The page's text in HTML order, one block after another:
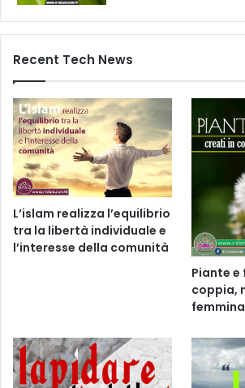
Recent Tech News
L’islam realizza l’equilibrio
tra la libertà individuale e
l’interesse della comunità
Piante
coppia,
femmina